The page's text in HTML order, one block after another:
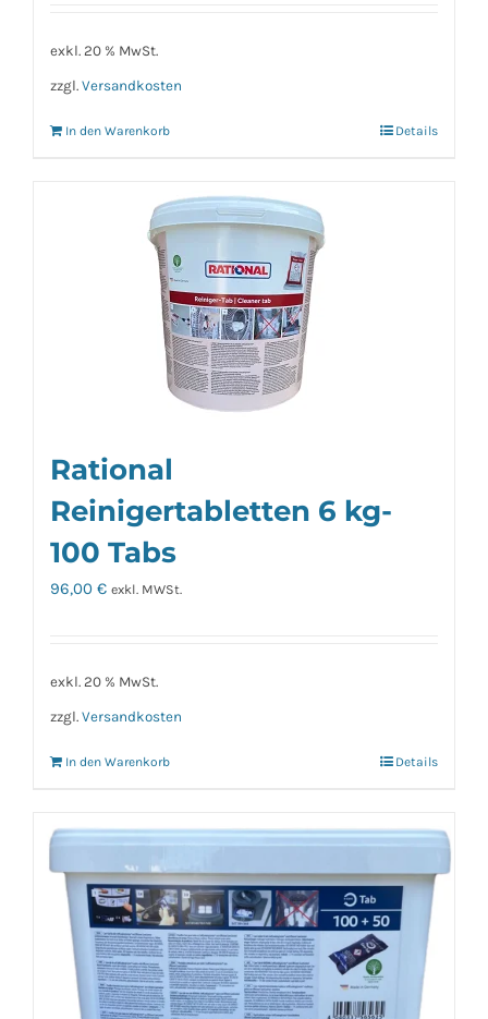
exkl. 20 % MwSt.
zzgl. Versandkosten
In den Warenkorb Details
Rational
Reinigertabletten 6 kg-
100 Tabs
96,00 € exkl. MWSt.
exkl. 20 % MwSt.
zzgl. Versandkosten
In den Warenkorb Details